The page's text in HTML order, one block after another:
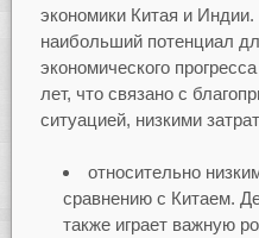
экономики Китая и
наибольший потенциал
экономического
лет, что связано с
ситуацией, низкими
относительно
сравнению с Китаем.
также играет важную